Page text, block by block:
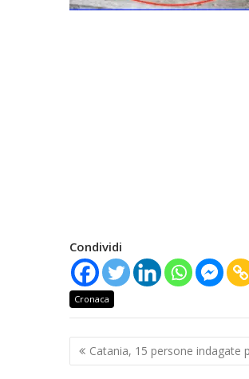
Condividi
Cronaca
Navigazione
articoli
Catania, 15 persone indagate